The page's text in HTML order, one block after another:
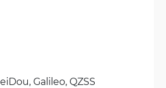
Galileo, QZSS